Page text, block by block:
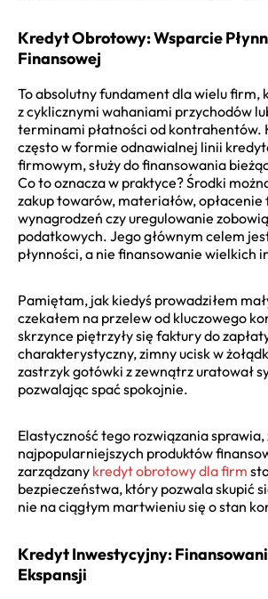
Kredyt Obrotowy: Wsparcie
Finansowej
To absolutny fundament dla wielu firm,
z cyklicznymi wahaniami przychodów
terminami płatności od kontrahentów.
często w formie odnawialnej linii
firmowym, służy do finansowania
Co to oznacza w praktyce? Środki
zakup towarów, materiałów, opłacenie
wynagrodzeń czy uregulowanie
podatkowych. Jego głównym celem
płynności, a nie finansowanie wielkich
Pamiętam, jak kiedyś prowadziłem
czekałem na przelew od kluczowego
skrzynce piętrzyły się faktury do
charakterystyczny, zimny ucisk w
zastrzyk gotówki z zewnątrz uratował
pozwalając spać spokojnie.
Elastyczność tego rozwiązania sprawia,
najpopularniejszych produktów
zarządzany kredyt obrotowy dla firm
bezpieczeństwa, który pozwala skupić
nie na ciągłym martwieniu się o stan
Kredyt Inwestycyjny:
Ekspansji